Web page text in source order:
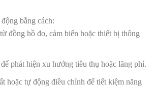
bằng cách:
đồng hồ đo, cảm biến hoặc thiết bị thông
phát hiện xu hướng tiêu thụ hoặc lãng phí.
hoặc tự động điều chỉnh để tiết kiệm năng